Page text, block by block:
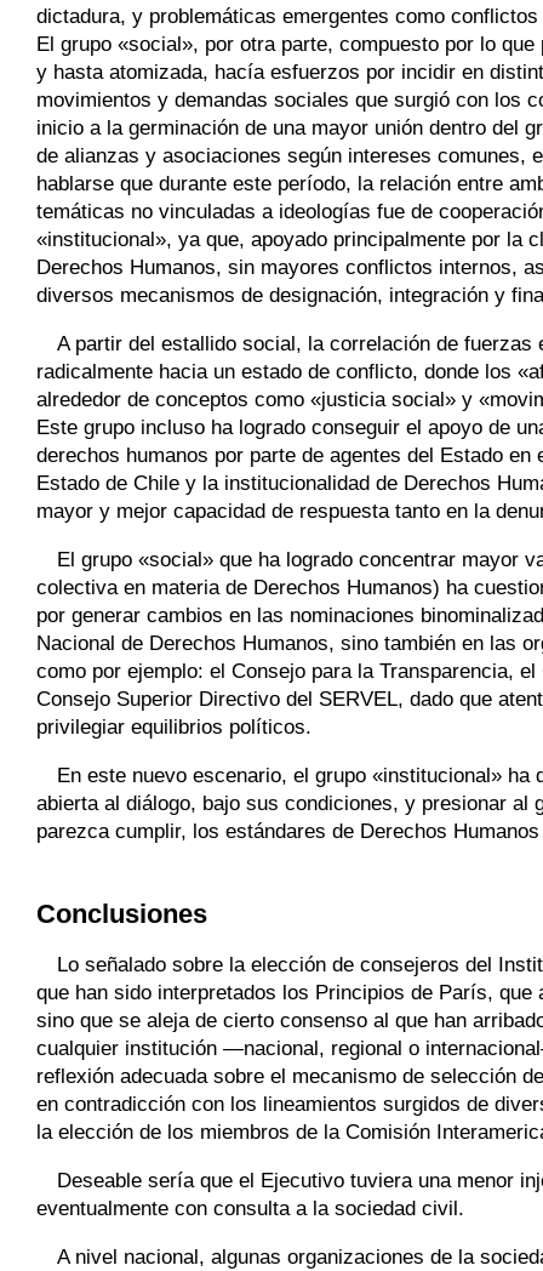
dictadura, y problemáticas emergentes como
El grupo «social», por otra parte, compuesto por lo
y hasta atomizada, hacía esfuerzos por incidir en
movimientos y demandas sociales que surgió con los
inicio a la germinación de una mayor unión dentro del
de alianzas y asociaciones según intereses comunes,
hablarse que durante este período, la relación entre
temáticas no vinculadas a ideologías fue de
«institucional», ya que, apoyado principalmente por la
Derechos Humanos, sin mayores conflictos internos,
diversos mecanismos de designación, integración y
A partir del estallido social, la correlación de
radicalmente hacia un estado de conflicto, donde los
alrededor de conceptos como «justicia social» y
Este grupo incluso ha logrado conseguir el apoyo de
derechos humanos por parte de agentes del Estado
Estado de Chile y la institucionalidad de Derechos
mayor y mejor capacidad de respuesta tanto en la
El grupo «social» que ha logrado concentrar mayor
colectiva en materia de Derechos Humanos) ha
por generar cambios en las nominaciones
Nacional de Derechos Humanos, sino también en las
como por ejemplo: el Consejo para la Transparencia,
Consejo Superior Directivo del SERVEL, dado que
privilegiar equilibrios políticos.
En este nuevo escenario, el grupo «institucional»
abierta al diálogo, bajo sus condiciones, y presionar al
parezca cumplir, los estándares de Derechos
Conclusiones
Lo señalado sobre la elección de consejeros del
que han sido interpretados los Principios de París,
sino que se aleja de cierto consenso al que han
cualquier institución —nacional, regional o
reflexión adecuada sobre el mecanismo de selección
en contradicción con los lineamientos surgidos de
la elección de los miembros de la Comisión
Deseable sería que el Ejecutivo tuviera una menor
eventualmente con consulta a la sociedad civil.
A nivel nacional, algunas organizaciones de la